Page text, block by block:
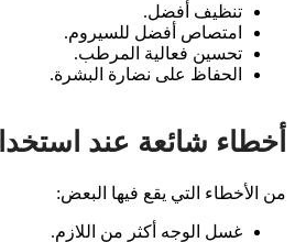
تنظيف أفضل.
امتصاص أفضل للسيروم.
تحسين فعالية المرطب.
الحفاظ على نضارة البشرة.
أخطاء شائعة عند
من الأخطاء التي يقع فيها البعض:
غسل الوجه أكثر من اللازم.